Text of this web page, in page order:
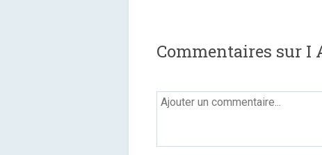
Commentaires sur I